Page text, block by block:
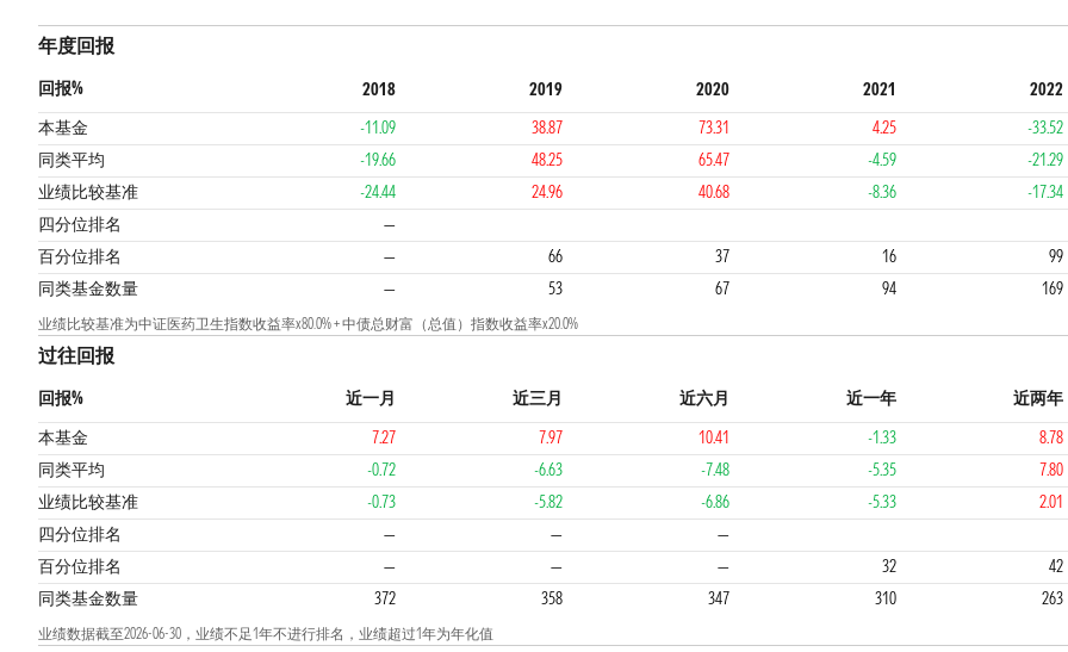
年度回报
回报% 2018 2019 2020 2021 2022
本基金
-11.09 38.87 73.31 4.25 -33.52
同类平均
-19.66 48.25 65.47 -4.59 -21.29
业绩比较基准
-24.44 24.96 40.68 -8.36 -17.34
四分位排名
—
3 2 1 4 2
百分位排名 — 66 37 16 99
同类基金数量
— 53 67 94 169
业绩比较基准为中证医药卫生指数收益率x80.0% + 中债总财富（总值）指数收益率x20.0%
过往回报
回报% 近一月 近三月 近六月 近一年 近两年
本基金
7.27 7.97 10.41 -1.33 8.78
同类平均
-0.72 -6.63 -7.48 -5.35 7.80
业绩比较基准
-0.73 -5.82 -6.86 -5.33 2.01
四分位排名
— — —
2 2 3
百分位排名 — — — 32 42
同类基金数量
372 358 347 310 263
业绩数据截至2026-06-30，业绩不足1年不进行排名，业绩超过1年为年化值